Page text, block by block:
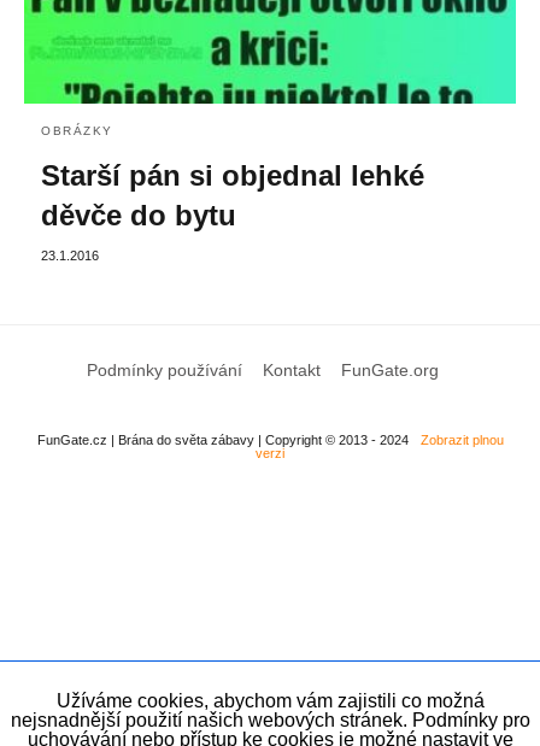
OBRÁZKY
Starší pán si objednal lehké
děvče do bytu
23.1.2016
Podmínky používání Kontakt FunGate.org
FunGate.cz | Brána do světa zábavy | Copyright © 2013 - 2024
Zobrazit plnou
verzi
Užíváme cookies, abychom vám zajistili co možná
nejsnadnější použití našich webových stránek. Podmínky pro
uchovávání nebo přístup ke cookies je možné nastavit ve